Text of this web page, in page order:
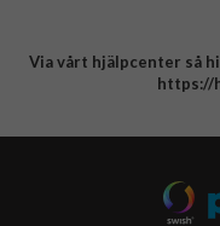
Integritetspolicy
Via vårt hjälpcenter så
https://